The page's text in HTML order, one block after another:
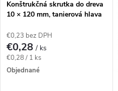
e
p
r
p
r
o
Konštrukčná skrutka do dreva
10 × 120 mm, tanierová hlava
€0,23 bez DPH
€0,28/ ks
Jednotková
cena:
€0,28 / 1 ks
Objednané